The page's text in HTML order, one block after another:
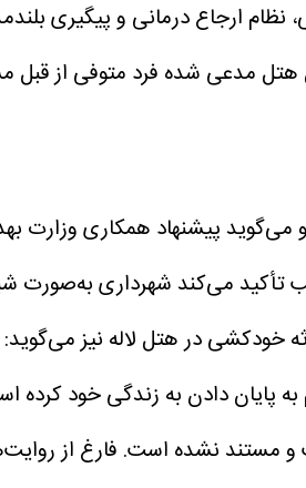
ارجاع درمانی و پیگیری
مدعی شده فرد متوفی از قبل
پیشنهاد همکاری وزارت
خودکشی در هتل لاله نیز
پایان دادن به زندگی خود کرده
و مستند نشده است. فارغ از